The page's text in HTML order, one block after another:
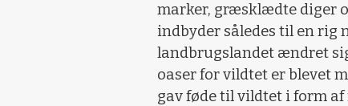
marker, græsklædte diger
indbyder således til en rig
landbrugslandet ændret
oaser for vildtet er blevet
gav føde til vildtet i form